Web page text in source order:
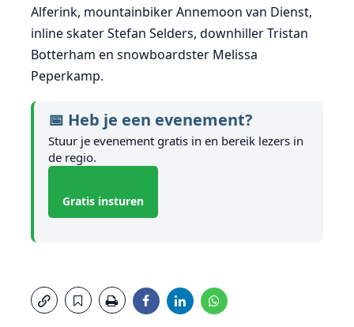
Alferink, mountainbiker Annemoon van Dienst,
inline skater Stefan Selders, downhiller Tristan
Botterham en snowboardster Melissa
Peperkamp.
📅 Heb je een evenement?
Stuur je evenement gratis in en bereik lezers in
de regio.
Gratis insturen